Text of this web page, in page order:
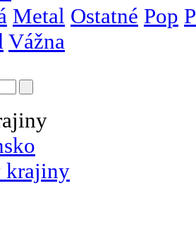
Metal Ostatné Pop
Vážna
krajiny